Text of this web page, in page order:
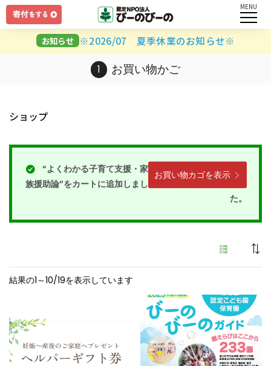
ログイン
ユーザー名とパスワードを入力してください。
ログインしたままにする
MENU
お知らせ ※2026/07 夏季休業のお知らせ※
お買い物かご
ショップ
お買い物カゴを表示
“よくわかる子育て支援・家
族援助論”をカートに追加しまし
た。
結果の1～10/19を表示しています